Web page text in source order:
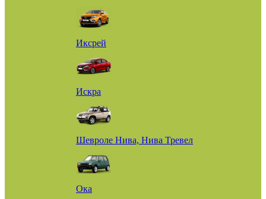
Иксрей
Искра
Шевроле Нива, Нива Тревел
Ока